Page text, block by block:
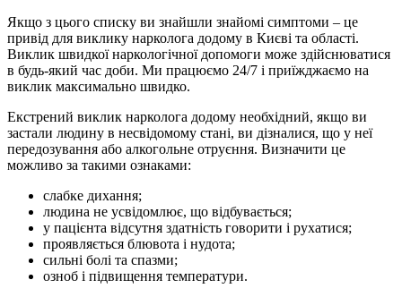
Якщо з цього списку ви знайшли знайомі симптоми – це
привід для виклику нарколога додому в Києві та області.
Виклик швидкої наркологічної допомоги може здійснюватися
в будь-який час доби. Ми працюємо 24/7 і приїжджаємо на
виклик максимально швидко.
Екстрений виклик нарколога додому необхідний, якщо ви
застали людину в несвідомому стані, ви дізналися, що у неї
передозування або алкогольне отруєння. Визначити це
можливо за такими ознаками:
слабке дихання;
людина не усвідомлює, що відбувається;
у пацієнта відсутня здатність говорити і рухатися;
проявляється блювота і нудота;
сильні болі та спазми;
озноб і підвищення температури.